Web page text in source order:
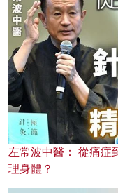
左常波中醫： 從痛症
理身體？